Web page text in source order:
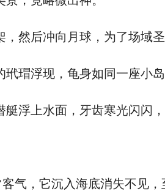
后冲向月球，为了场域圣
浮现，龟身如同一座小岛
上水面，牙齿寒光闪闪，
，它沉入海底消失不见，